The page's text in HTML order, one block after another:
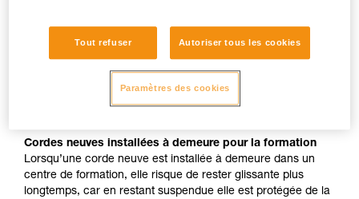
BASIC, PRO TRAXION sont identiques sur corde neuve
ou usée.
Corde neuve utilisée avec vos appareils habituels
Lorsque vous avez l’habitude du fonctionnement d’un couple
corde + appareil de freinage, le changement de corde peut
Cordes neuves installées à demeure pour la formation
Lorsqu’une corde neuve est installée à demeure dans un
centre de formation, elle risque de rester glissante plus
longtemps, car en restant suspendue elle est protégée de la
Tout refuser Autoriser tous les cookies
Paramètres des cookies